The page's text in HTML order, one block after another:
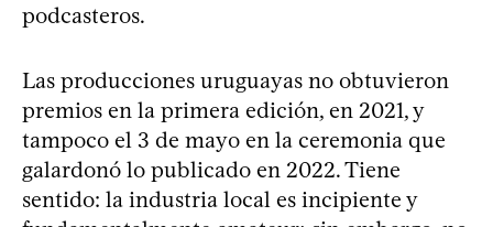
podcasteros.
Las producciones uruguayas no obtuvieron
premios en la primera edición, en 2021, y
tampoco el 3 de mayo en la ceremonia que
galardonó lo publicado en 2022. Tiene
sentido: la industria local es incipiente y